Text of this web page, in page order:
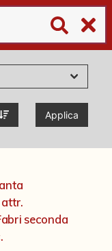
Applica
seconda